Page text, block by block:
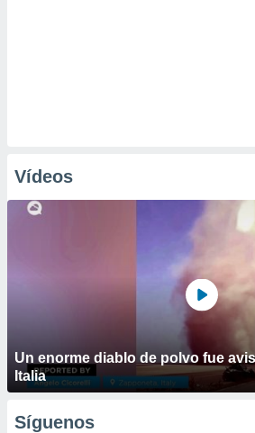
Vídeos
Un enorme diablo de polvo fue
Italia
Síguenos